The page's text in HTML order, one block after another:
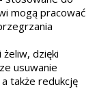
mogą pracować
dzięki
usuwanie
także redukcję